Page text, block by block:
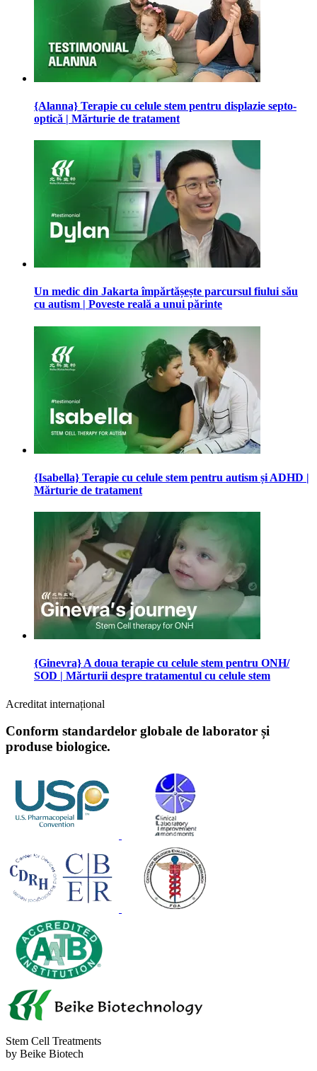
{Alanna} Terapie cu celule stem pentru displazie septo-
optică | Mărturie de tratament
Un medic din Jakarta împărtășește parcursul fiului său
cu autism | Poveste reală a unui părinte
{Isabella} Terapie cu celule stem pentru autism și ADHD |
Mărturie de tratament
{Ginevra} A doua terapie cu celule stem pentru ONH/
SOD | Mărturii despre tratamentul cu celule stem
Acreditat internațional
Conform standardelor globale de laborator și
produse biologice.
Stem Cell Treatments
by Beike Biotech